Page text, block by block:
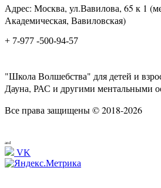
Адрес: Москва, ул.Вавилова, 65 к 1
Академическая, Вавиловская)
+ 7-977 -500-94-57
"Школа Волшебства" для детей и
Дауна, РАС и другими ментальными
Все права защищены © 2018-2026
and
VK